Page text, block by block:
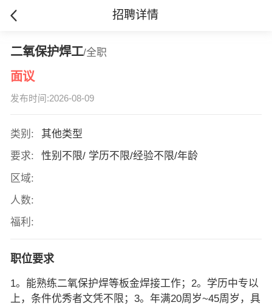
招聘详情
二氧保护焊工/全职
面议
发布时间:2026-08-09
类别:
其他类型
要求:
性别不限/ 学历不限/经验不限/年龄
区域:
人数:
福利:
职位要求
1。能熟练二氧保护焊等板金焊接工作；2。学历中专以
上，条件优秀者文凭不限；3。年满20周岁~45周岁，具